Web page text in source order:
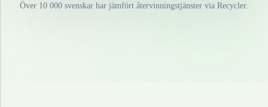
Över 10 000 svenskar har jämfört återvinningstjänster via Recycler.